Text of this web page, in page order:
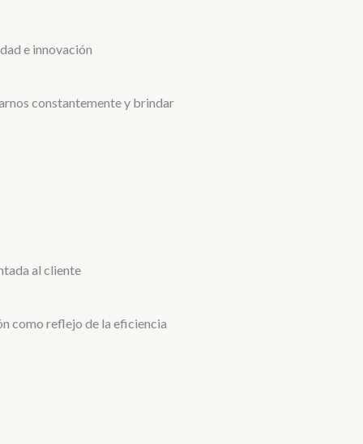
e innovación
constantemente y brindar
al cliente
como reflejo de la eficiencia